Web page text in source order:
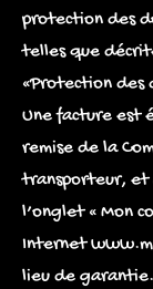
protection des
telles que
«Protection des
Une facture est
remise de la
transporteur, et
l’onglet « Mon
Internet
lieu de garantie.